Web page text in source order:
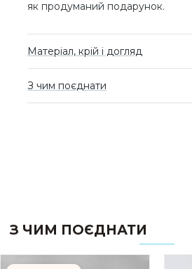
як продуманий подарунок.
Матеріал, крій і догляд
З чим поєднати
З ЧИМ ПОЄДНАТИ